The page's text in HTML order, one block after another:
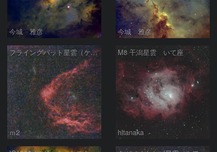
今城 雅彦 今城 雅彦
フライングバット星雲（ケフェウス座）
ｍ2
M8 干潟星雲 いて座
hltanaka